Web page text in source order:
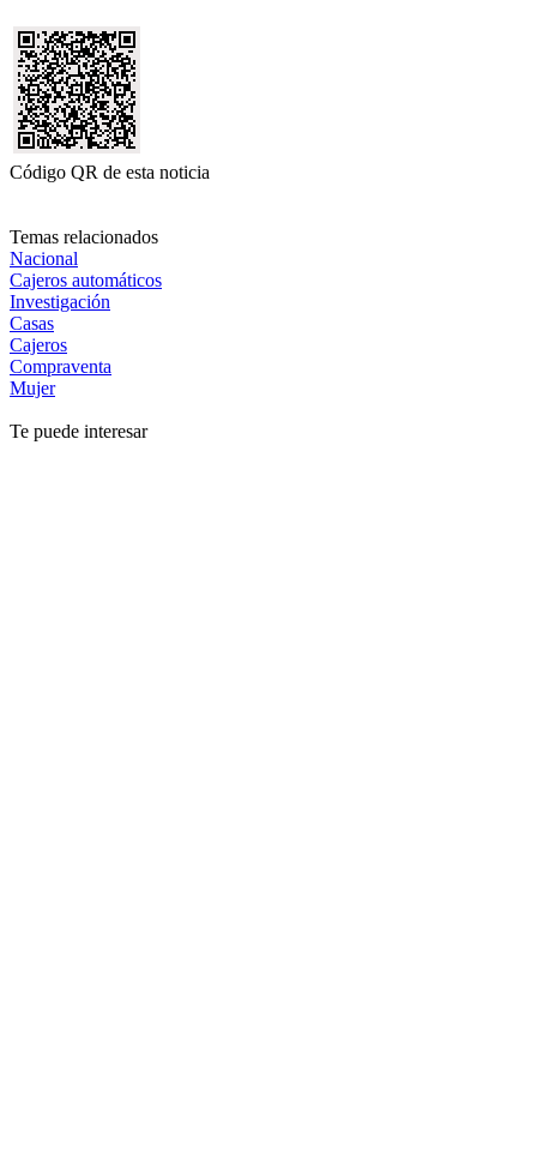
Código QR de esta noticia
Temas relacionados
Nacional
Cajeros automáticos
Investigación
Casas
Cajeros
Compraventa
Mujer
Te puede interesar